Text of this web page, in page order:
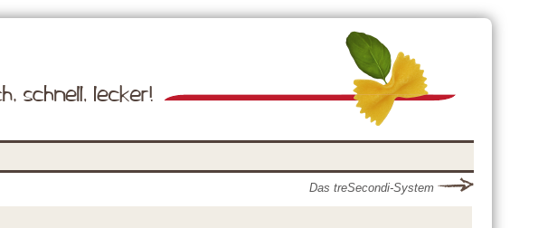
Das treSecondi-System